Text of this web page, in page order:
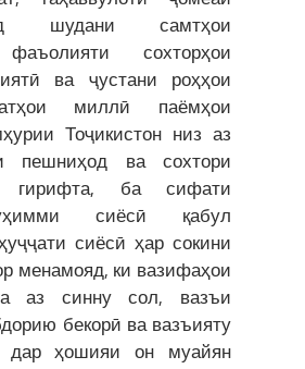
шудани самтҳои
сохторҳои
ва ҷустани роҳҳои
миллӣ паёмҳои
Тоҷикистон низ аз
пешниҳод ва сохтори
гирифта, ба сифати
сиёсӣ қабул
сиёсӣ ҳар сокини
менамояд, ки вазифаҳои
аз синну сол, вазъи
бекорӣ ва вазъияту
дар ҳошияи он муайян